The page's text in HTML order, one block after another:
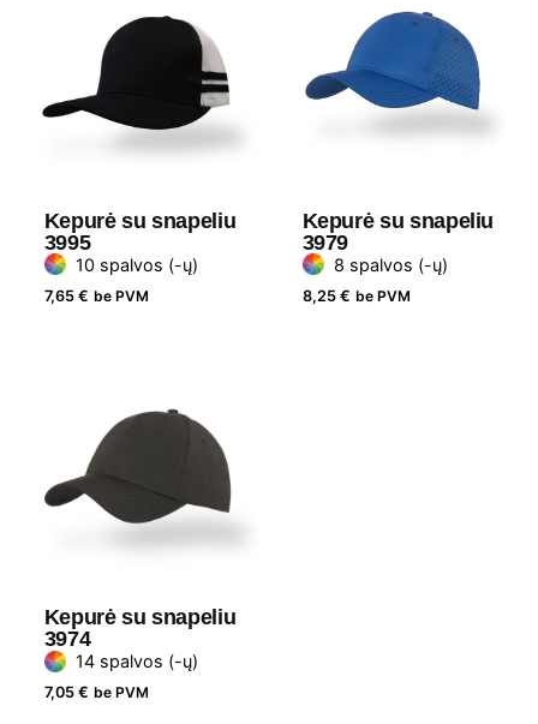
Poliesterio tinklelis
Prekės
ženklas
Headwear
Kepurė su snapeliu
3995
10 spalvos (-ų)
7,65 € be PVM
Kepurė su snapeliu
3979
8 spalvos (-ų)
8,25 € be PVM
Kepurė su snapeliu
3974
14 spalvos (-ų)
7,05 € be PVM